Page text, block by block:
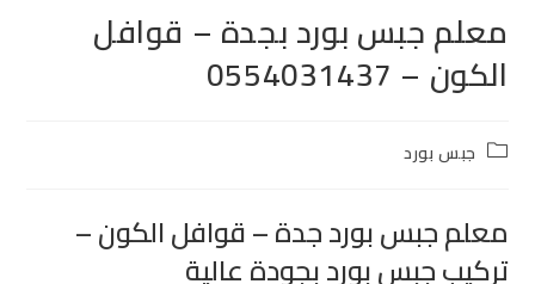
معلم جبس بورد بجدة – قوافل
الكون – 0554031437
جبس بورد
معلم جبس بورد جدة – قوافل الكون –
تركيب جبس بورد بجودة عالية